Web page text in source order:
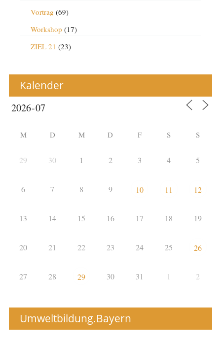
Vortrag (69)
Workshop (17)
ZIEL 21 (23)
Kalender
M D M D F S S
29 30 1 2 3 4 5
6 7 8 9 10 11 12
13 14 15 16 17 18 19
20 21 22 23 24 25 26
27 28 29 30 31 1 2
Umweltbildung.Bayern